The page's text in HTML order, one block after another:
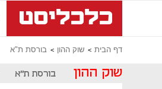
דף הבית שוק ההון בורסת ת"א
שוק ההון בורסת ת"א